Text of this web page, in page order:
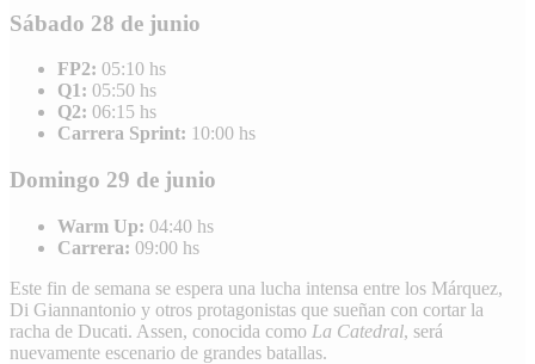
Sábado 28 de junio
FP2: 05:10 hs
Q1: 05:50 hs
Q2: 06:15 hs
Carrera Sprint: 10:00 hs
Domingo 29 de junio
Warm Up: 04:40 hs
Carrera: 09:00 hs
Este fin de semana se espera una lucha intensa entre los Márquez,
Di Giannantonio y otros protagonistas que sueñan con cortar la
racha de Ducati. Assen, conocida como La Catedral, será
nuevamente escenario de grandes batallas.